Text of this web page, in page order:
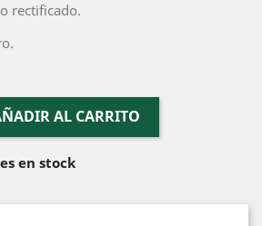
rectificado.
AL CARRITO
en stock